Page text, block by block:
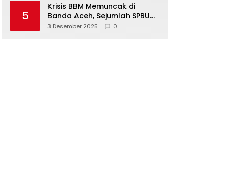
5
Krisis BBM Memuncak di
Banda Aceh, Sejumlah SPBU
Tutup Total
3 Desember 2025 0